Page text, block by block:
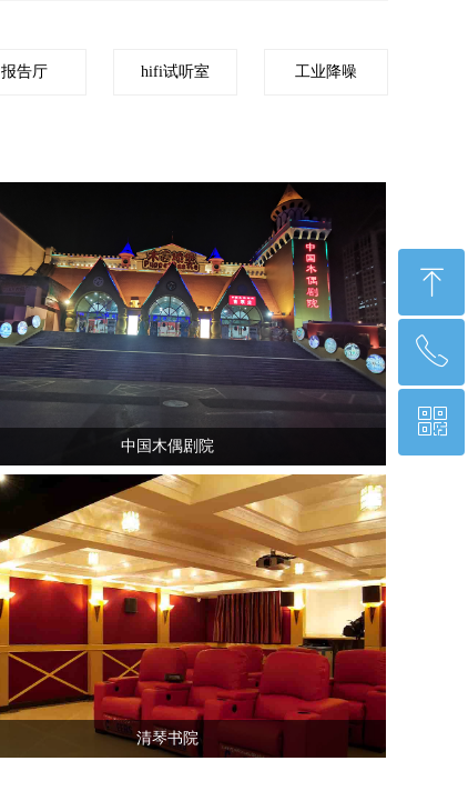
报告厅 hifi试听室 工业降噪
中国木偶剧院
清琴书院
ꁸ
回到顶部
ꂅ
18601143851
ꀥ